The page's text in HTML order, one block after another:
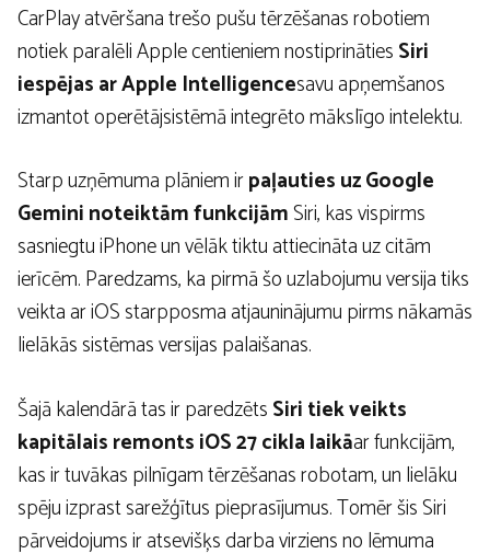
CarPlay atvēršana trešo pušu tērzēšanas robotiem
notiek paralēli Apple centieniem nostiprinātiesSiri
iespējas ar Apple Intelligencesavu apņemšanos
izmantot operētājsistēmā integrēto mākslīgo intelektu.
Starp uzņēmuma plāniem irpaļauties uz Google
Gemini noteiktām funkcijāmSiri, kas vispirms
sasniegtu iPhone un vēlāk tiktu attiecināta uz citām
ierīcēm. Paredzams, ka pirmā šo uzlabojumu versija tiks
veikta ar iOS starpposma atjauninājumu pirms nākamās
lielākās sistēmas versijas palaišanas.
Šajā kalendārā tas ir paredzētsSiri tiek veikts
kapitālais remonts iOS 27 cikla laikāar funkcijām,
kas ir tuvākas pilnīgam tērzēšanas robotam, un lielāku
spēju izprast sarežģītus pieprasījumus. Tomēr šis Siri
pārveidojums ir atsevišķs darba virziens no lēmuma